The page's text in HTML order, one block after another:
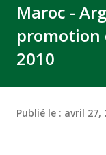
Maroc -
promotion
2010
Publié le : avril 27,